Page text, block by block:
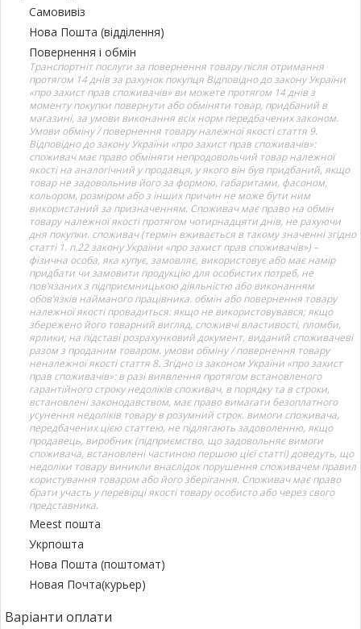
Самовивіз
Нова Пошта (відділення)
Повернення і обмін
Транспортніт послуги за повернення товару після отримання
протягом 14 днів за рахунок покупця Відповідно до закону України
«про захист прав споживачів» ви можете протягом 14 днів з
моменту покупки повернути або обміняти товар, придбаний в
магазині, за умови виконання всіх норм передбачених законом.
Умови обміну / повернення товару належної якості стаття 9.
Відповідно до закону України «про захист прав споживачів»:
споживач має право обміняти непродовольчий товар належної
якості на аналогічний у продавця, у якого він був придбаний, якщо
товар не задовольнив його за формою, габаритами, фасоном,
кольором, розміром або з інших причин не може бути ним
використаний за призначенням. Споживач має право на обмін
товару належної якості протягом чотирнадцяти днів, не рахуючи
дня покупки. споживач (термін вживається в такому значенні згідно
статті 1. п.22 закону України «про захист прав споживачів») –
фізична особа, яка купує, замовляє, використовує або має намір
придбати чи замовити продукцію для особистих потреб, не
пов’язаних з підприємницькою діяльністю або виконанням
обов’язків найманого працівника. обмін або повернення товару
належної якості провадиться: якщо не використовувався; якщо
збережено його товарний вигляд, споживчі властивості, пломби,
ярлики; на підставі розрахунковий документ, виданий споживачеві
разом з проданим товаром. умови обміну / повернення товару
неналежної якості стаття 8. Згідно із законом України «про захист
прав споживачів»: в разі виявлення протягом встановленого
гарантійного строку недоліків споживач, в порядку та в строки,
встановлені законодавством, має право вимагати безоплатного
усунення недоліків товару в розумний строк. вимоги споживача,
передбачених цією статтею, не підлягають задоволенню, якщо
продавець, виробник (підприємство, що задовольняє вимоги
споживача, встановлені частиною першою цієї статті) доведуть, що
недоліки товару виникли внаслідок порушення споживачем правил
користування товаром або його зберігання. Споживач має право
брати участь у перевірці якості товару особисто або через свого
представника.
Meest пошта
Укрпошта
Нова Пошта (поштомат)
Новая Почта(курьер)
Варіанти оплати